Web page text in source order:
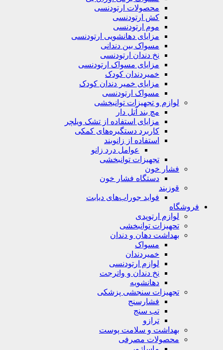
محصولات ارتودنسی
کش ارتودنسی
موم ارتودنسی
مزایای دهانشویی ارتودنسی
مسواک بین دندانی
نخ دندان ارتودنسی
مزایای مسواک ارتودنسی
خمیردندان کودک
مزایای خمیر دندان کودک
مسواک ارتودنسی
لوازم و تجهیزات توانبخشی
مچ بند آتل دار
مزایای استفاده از تشک ویلچر
کاربرد دستگیره‌های کمکی
استفاده از زانوبند
عوامل درد زانو
تجهیزات توانبخشی
فشار خون
دستگاه فشار خون
قوزبند
فواید جوراب‌های دیابت
فروشگاه
لوازم ارتوپدی
تحهیزات توانبخشی
بهداشت دهان و دندان
مسواک
خمیردندان
لوازم ارتودنسی
نخ دندان و واترجت
دهانشویه
تجهیزات سنجشی پزشکی
فشارسنج
تب سنج
ترازو
بهداشت و سلامت پوست
محصولات مصرفی